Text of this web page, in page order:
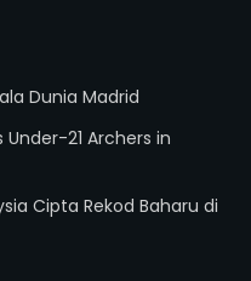
Dunia Madrid
21 Archers in
Cipta Rekod Baharu di